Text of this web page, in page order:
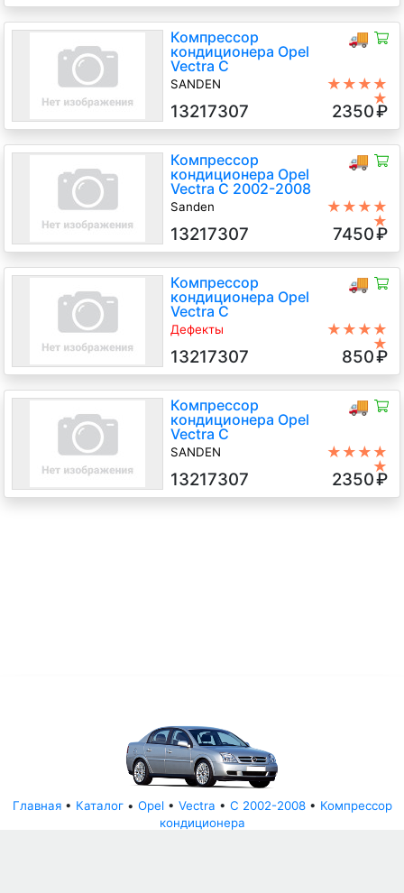
🚚
Компрессор
кондиционера Opel
Vectra C
SANDEN
2008 г.в.
★★★★
★
13217307 2350₽
🚚
Компрессор
кондиционера Opel
Vectra C 2002-2008
Sanden
ст.мех., Хэтчбэк 5 дв., серебристый,
2007 г.в.
★★★★
★
13217307 7450₽
🚚
Компрессор
кондиционера Opel
Vectra C
Дефекты
погнута
1.8 Бензин, АКПП, Хетчбэк 5дв.,
★★★★
★
13217307 850₽
🚚
Компрессор
кондиционера Opel
Vectra C
SANDEN
2007 г.в.
★★★★
★
13217307 2350₽
Главная• Каталог• Opel• Vectra • C 2002-2008• Компрессор
кондиционера